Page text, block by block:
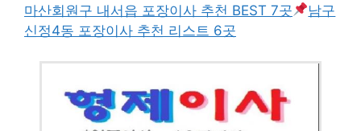
마산회원구 내서읍 포장이사 추천 BEST 7곳
남구
신정4동 포장이사 추천 리스트 6곳